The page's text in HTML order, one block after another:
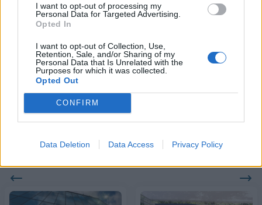
I want to opt-out of processing my
Personal Data for Targeted Advertising.
Opted In
I want to opt-out of Collection, Use,
Retention, Sale, and/or Sharing of my
Personal Data that Is Unrelated with the
Purposes for which it was collected.
Opted Out
CONFIRM
Data Deletion Data Access Privacy Policy
18η συνεχόμενη χρονιά για τον ΟΤΕ στη διεθνή σειρά δεικτών
Alpha Bank: Για πρώτη φορά το Αρχαίο Θέατρο Επιδαύρου άνοιξε τις